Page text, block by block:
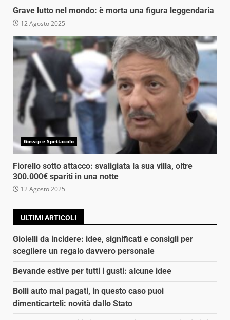
Grave lutto nel mondo: è morta una figura leggendaria
12 Agosto 2025
Gossip e Spettacolo
Fiorello sotto attacco: svaligiata la sua villa, oltre
300.000€ spariti in una notte
12 Agosto 2025
ULTIMI ARTICOLI
Gioielli da incidere: idee, significati e consigli per
scegliere un regalo davvero personale
Bevande estive per tutti i gusti: alcune idee
Bolli auto mai pagati, in questo caso puoi
dimenticarteli: novità dallo Stato